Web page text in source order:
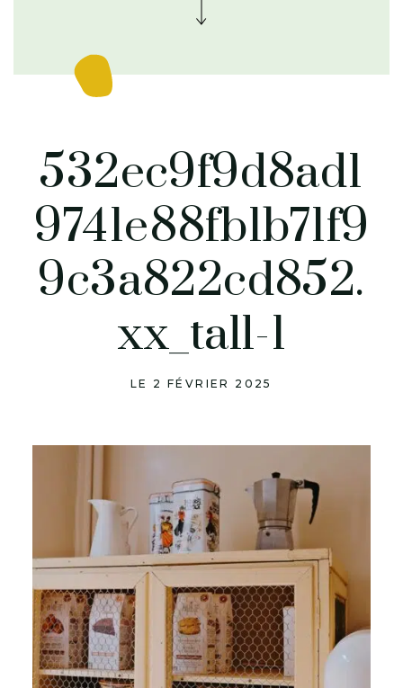
532ec9f9d8ad1
9741e88fb1b71f9
9c3a822cd852.
xx_tall-1
LE 2 FÉVRIER 2025